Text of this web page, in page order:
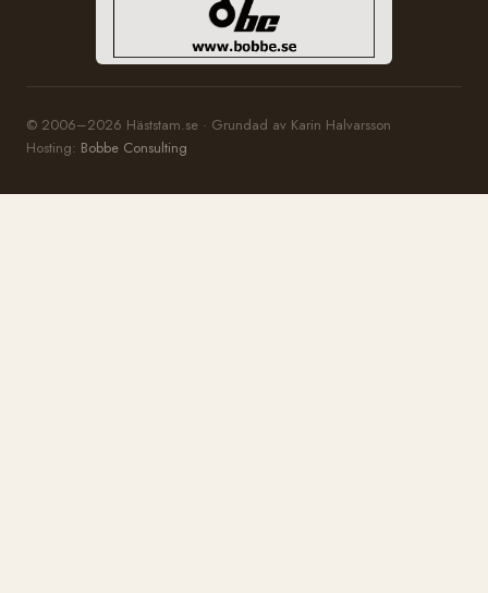
© 2006–2026 Häststam.se · Grundad av Karin Halvarsson
Hosting: Bobbe Consulting